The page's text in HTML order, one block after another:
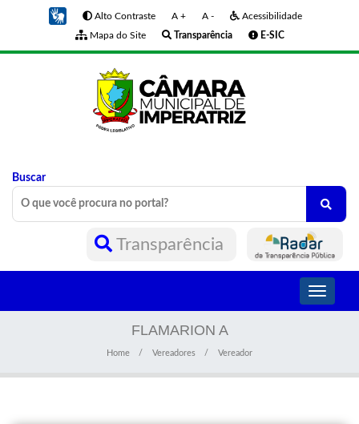
Alto Contraste A + A -
Acessibilidade
Mapa do Site
Transparência E-SIC
Buscar
Transparência
Toggle
FLAMARION A
Home Vereadores Vereador